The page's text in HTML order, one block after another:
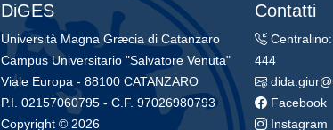
DiGES
Università Magna Græcia di Catanzaro
Campus Universitario "Salvatore Venuta"
Viale Europa - 88100 CATANZARO
P.I. 02157060795 - C.F. 97026980793
Copyright © 2026
Contatti
444
Facebook
Instagram